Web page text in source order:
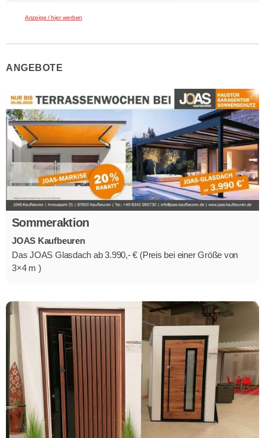
Anzeige / hier werben
ANGEBOTE
Sommeraktion
JOAS Kaufbeuren
Das JOAS Glasdach ab 3.990,- € (Preis bei einer Größe von
3×4 m )